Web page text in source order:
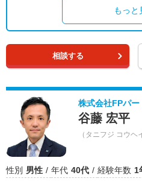
もっと
相談する
株式会社FPパー
谷藤 宏平
（タニフジ コウヘ
性別 男性 年代 40代 経験年数 1